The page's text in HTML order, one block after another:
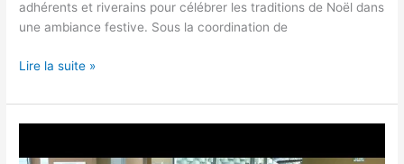
adhérents et riverains pour célébrer les traditions de Noël dans
une ambiance festive. Sous la coordination de
Lire la suite »